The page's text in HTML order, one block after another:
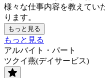
様々な仕事内容を教えてい
ります。
もっと見る
もっと見る
アルバイト・パート
ツクイ燕(デイサービス)